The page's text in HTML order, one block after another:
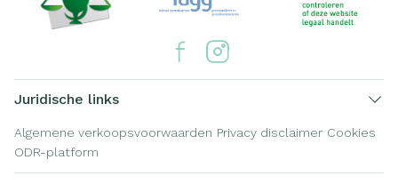
Juridische links
Algemene verkoopsvoorwaarden Privacy disclaimer Cookies
ODR-platform